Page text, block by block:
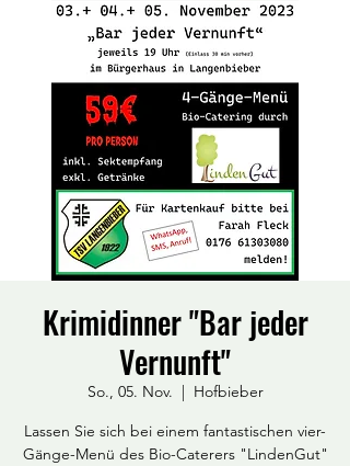
Krimidinner "Bar jeder
Vernunft"
So., 05. Nov.
  |
Hofbieber
Lassen Sie sich bei einem fantastischen vier-
Gänge-Menü des Bio-Caterers "LindenGut"